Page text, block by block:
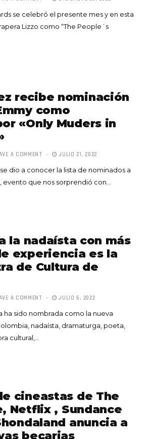
se celebró el presente mes y en esta
Lizzo como “The People´s
recibe nominación
como
«Only Muders in
A COMMENT JULIO 21, 2022
dio a conocer la lista de nominados a
evento que nos sorprendió con…
la nadaísta con más
experiencia es la
de Cultura de
A COMMENT JULIO 6, 2022
ha sido nombrada como la nueva
nadaísta, dramaturga, poeta,
cultural,…
cineastas de The
Netflix , Sundance
anuncia a
becarias